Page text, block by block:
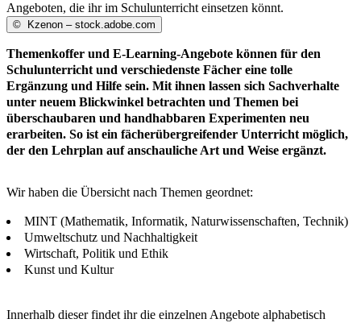
Angeboten, die ihr im Schulunterricht einsetzen könnt.
© Kzenon – stock.adobe.com
Themenkoffer und E-Learning-Angebote können für den
Schulunterricht und verschiedenste Fächer eine tolle
Ergänzung und Hilfe sein. Mit ihnen lassen sich Sachverhalte
unter neuem Blickwinkel betrachten und Themen bei
überschaubaren und handhabbaren Experimenten neu
erarbeiten. So ist ein fächerübergreifender Unterricht möglich,
der den Lehrplan auf anschauliche Art und Weise ergänzt.
Wir haben die Übersicht nach Themen geordnet:
MINT (Mathematik, Informatik, Naturwissenschaften, Technik)
Umweltschutz und Nachhaltigkeit
Wirtschaft, Politik und Ethik
Kunst und Kultur
Innerhalb dieser findet ihr die einzelnen Angebote alphabetisch